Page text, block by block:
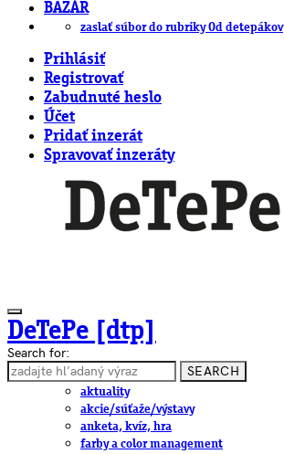
BAZÁR
zaslať súbor do rubriky Od detepákov
Prihlásiť
Registrovať
Zabudnuté heslo
Účet
Pridať inzerát
Spravovať inzeráty
DeTePe [dtp]
ČLÁNKY
aktuality
akcie/súťaže/výstavy
anketa, kvíz, hra
farby a color management
Search for:
SEARCH